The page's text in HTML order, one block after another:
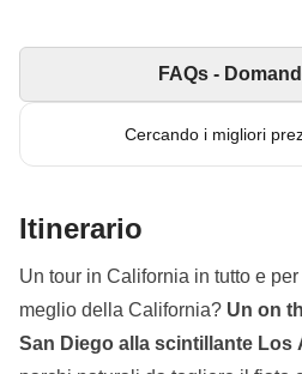
Cercando i migliori
FAQs -
Itinerario
Un tour in California in tutto e
meglio della California? Un on
San Diego alla scintillante Los